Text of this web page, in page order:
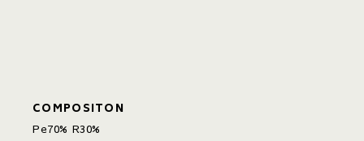
COMPOSITON
Pe70% R30%